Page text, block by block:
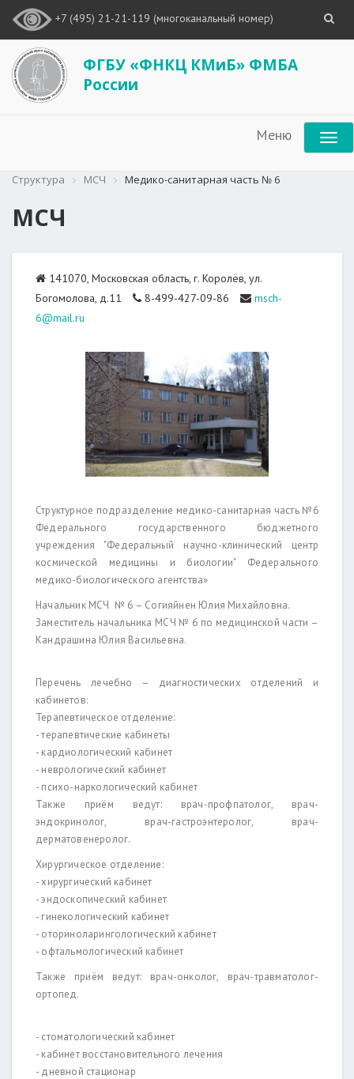
+7 (495) 21-21-119 (многоканальный номер)
ФГБУ «ФНКЦ КМиБ» ФМБА
России
Меню
Структура МСЧ Медико-санитарная часть № 6
МСЧ
141070, Московская область, г. Королёв, ул.
Богомолова, д.11
8-499-427-09-86
msch-
6@mail.ru
Структурное подразделение медико-санитарная часть №6
Федерального государственного бюджетного
учреждения "Федеральный научно-клинический центр
космической медицины и биологии" Федерального
медико-биологического агентства»
Начальник МСЧ № 6 – Согияйнен Юлия Михайловна.
Заместитель начальника МСЧ № 6 по медицинской части –
Кандрашина Юлия Васильевна.
Перечень лечебно – диагностических отделений и
кабинетов:
Терапевтическое отделение:
- терапевтические кабинеты
- кардиологический кабинет
- неврологический кабинет
- психо-наркологический кабинет
Также приём ведут: врач-профпатолог, врач-
эндокринолог, врач-гастроэнтеролог, врач-
дерматовенеролог.
Хирургическое отделение:
- хирургический кабинет
- эндоскопический кабинет
- гинекологический кабинет
- оториноларингологический кабинет
- офтальмологический кабинет
Также приём ведут: врач-онколог, врач-травматолог-
ортопед.
- стоматологический кабинет
- кабинет восстановительного лечения
- дневной стационар